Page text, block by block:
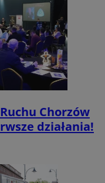
Chorzów
działania!